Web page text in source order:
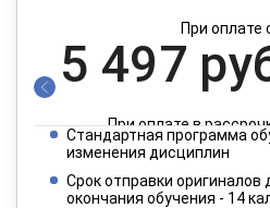
При оплате
5 497
При оплате в
2 749
Стандартная программа
изменения дисциплин
Срок отправки оригиналов
окончания обучения - 14